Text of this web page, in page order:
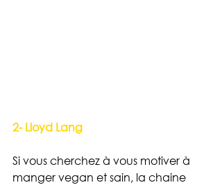
2- Lloyd Lang
Si vous cherchez à vous motiver à
manger vegan et sain, la chaine